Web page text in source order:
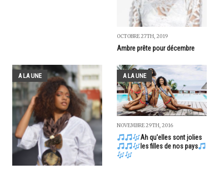
OCTOBRE 27TH, 2019
Ambre prête pour décembre
A LA UNE A LA UNE
NOVEMBRE 29TH, 2016
Ah qu'elles sont jolies
les filles de nos pays